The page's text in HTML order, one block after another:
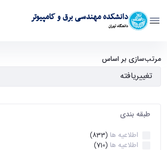
دانشکده مهندسی برق و کامپیوتر
دانشگاه تهران
آرشیو اطلاعیه ها - ece- دانشکده مهندسی برق و کامپیوتر
مرتب‌سازی بر اساس
طبقه بندی
اطلاعیه ها (833)
اطلاعیه ها (710)